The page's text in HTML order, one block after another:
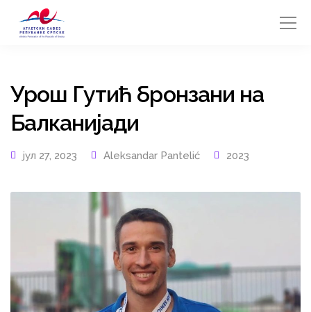
Урош Гутић бронзани на
Балканијади
јул 27, 2023 Aleksandar Pantelić 2023